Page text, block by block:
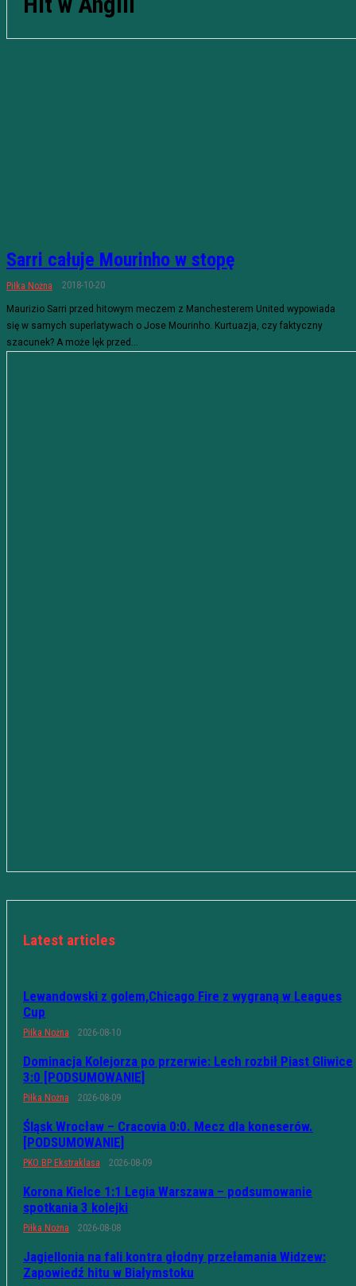
Sarri całuje Mourinho w stopę
Piłka Nożna 2018-10-20
Maurizio Sarri przed hitowym meczem z Manchesterem United wypowiada
się w samych superlatywach o Jose Mourinho. Kurtuazja, czy faktyczny
szacunek? A może lęk przed...
Latest articles
Lewandowski z golem,Chicago Fire z wygraną w Leagues
Cup
Piłka Nożna 2026-08-10
Dominacja Kolejorza po przerwie: Lech rozbił Piast Gliwice
3:0 [PODSUMOWANIE]
Piłka Nożna 2026-08-09
Śląsk Wrocław – Cracovia 0:0. Mecz dla koneserów.
[PODSUMOWANIE]
PKO BP Ekstraklasa 2026-08-09
Korona Kielce 1:1 Legia Warszawa – podsumowanie
spotkania 3 kolejki
Piłka Nożna 2026-08-08
Jagiellonia na fali kontra głodny przełamania Widzew:
Zapowiedź hitu w Białymstoku